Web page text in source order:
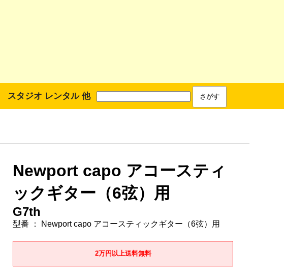
スタジオ レンタル 他
Newport capo アコースティ
ックギター（6弦）用
G7th
型番 ： Newport capo アコースティックギター（6弦）用
2万円以上送料無料